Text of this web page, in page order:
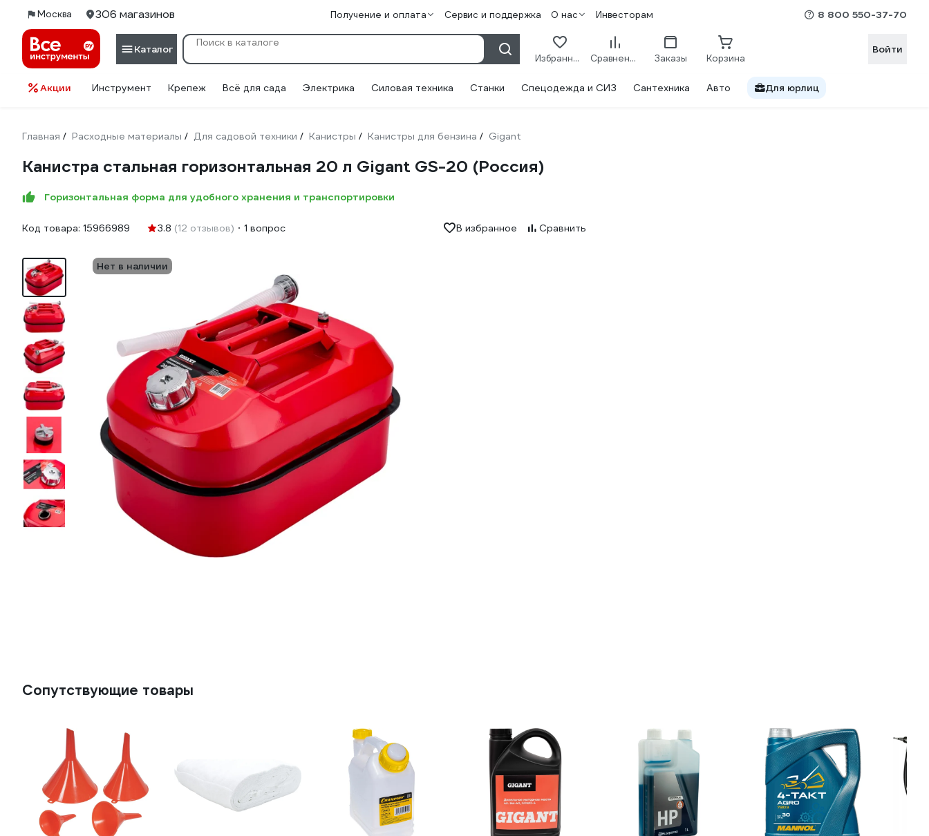
Москва 306 магазинов Получение и оплата Сервис и поддержка О нас Инвесторам 8 800 550-37-70
Каталог
Избранное Сравнение Заказы Корзина
Войти
Акции Инструмент Крепеж Всё для сада Электрика Силовая техника Станки Спецодежда и СИЗ Сантехника Авто Для юрлиц
Главная / Расходные материалы / Для садовой техники / Канистры / Канистры для бензина / Gigant
Канистра стальная горизонтальная 20 л Gigant GS-20 (Россия)
Горизонтальная форма для удобного хранения и транспортировки
Код товара: 15966989 3.8 (12 отзывов) 1 вопрос В избранное Сравнить
Нет в наличии
Сопутствующие товары